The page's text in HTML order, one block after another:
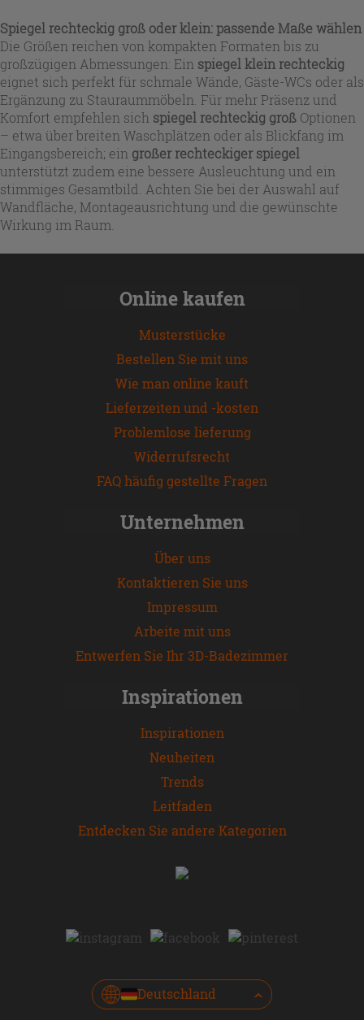
Spiegel rechteckig groß oder klein: passende Maße wählen
Die Größen reichen von kompakten Formaten bis zu
großzügigen Abmessungen: Ein spiegel klein rechteckig
eignet sich perfekt für schmale Wände, Gäste-WCs oder als
Ergänzung zu Stauraummöbeln. Für mehr Präsenz und
Komfort empfehlen sich spiegel rechteckig groß Optionen
– etwa über breiten Waschplätzen oder als Blickfang im
Eingangsbereich; ein großer rechteckiger spiegel
unterstützt zudem eine bessere Ausleuchtung und ein
stimmiges Gesamtbild. Achten Sie bei der Auswahl auf
Wandfläche, Montageausrichtung und die gewünschte
Wirkung im Raum.
Online kaufen
Musterstücke
Bestellen Sie mit uns
Wie man online kauft
Lieferzeiten und -kosten
Problemlose lieferung
Widerrufsrecht
FAQ häufig gestellte Fragen
Unternehmen
Über uns
Kontaktieren Sie uns
Impressum
Arbeite mit uns
Entwerfen Sie Ihr 3D-Badezimmer
Inspirationen
Inspirationen
Neuheiten
Trends
Leitfaden
Entdecken Sie andere Kategorien
Deutschland